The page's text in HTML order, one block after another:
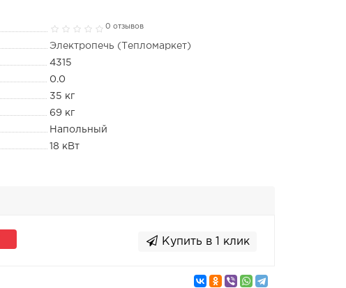
0 отзывов
Электропечь (Тепломаркет)
4315
0.0
35 кг
69 кг
Напольный
18 кВт
Купить в 1 клик